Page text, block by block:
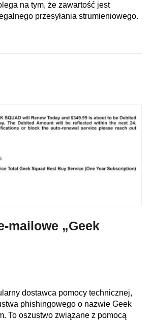
na tym, że zawartość jest
przesyłania strumieniowego.
mailowe „Geek
dostawca pomocy technicznej,
phishingowego o nazwie Geek
To oszustwo związane z pomocą